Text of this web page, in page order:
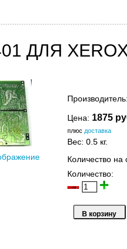
ДЛЯ XEROX
Производитель:
Цена: 1875
плюс доставка
Вес: 0.5 кг.
Количество на
Количество: